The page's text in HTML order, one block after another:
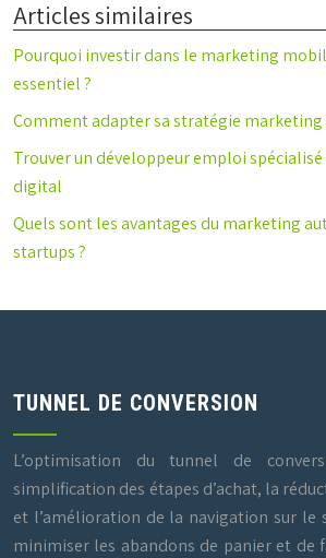
Articles similaires
Pourquoi investir dans le marketing
essentiel ?
Comment adapter sa stratégie marketing
Trouver un développeur emploi
digital
Quels sont les avantages du marketing
startups ?
TUNNEL DE CONVERSION
L’optimisation du tunnel de
simplification des étapes d’achat, la
et l’amélioration de la navigation sur le
minimiser les abandons de panier et de